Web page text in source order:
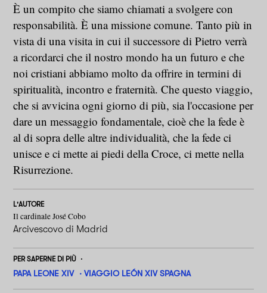
È un compito che siamo chiamati a svolgere con
responsabilità. È una missione comune. Tanto più in
vista di una visita in cui il successore di Pietro verrà
a ricordarci che il nostro mondo ha un futuro e che
noi cristiani abbiamo molto da offrire in termini di
spiritualità, incontro e fraternità. Che questo viaggio,
che si avvicina ogni giorno di più, sia l'occasione per
dare un messaggio fondamentale, cioè che la fede è
al di sopra delle altre individualità, che la fede ci
unisce e ci mette ai piedi della Croce, ci mette nella
Risurrezione.
L'AUTORE
Il cardinale José Cobo
Arcivescovo di Madrid
PER SAPERNE DI PIÙ
PAPA LEONE XIV VIAGGIO LEÓN XIV SPAGNA